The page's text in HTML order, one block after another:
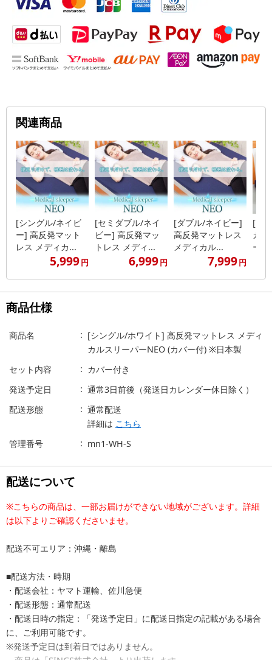
関連商品
[シングル/ネイビ
ー] 高反発マット
レス メディカ...
5,999円
[セミダブル/ネイ
ビー] 高反発マッ
トレス メディ...
6,999円
[ダブル/ネイビー]
高反発マットレス
メディカル...
7,999円
[ネ
カ
ー ※
商品仕様
商品名
[シングル/ホワイト] 高反発マットレス メディ
カルスリーパーNEO (カバー付) ※日本製
セット内容
カバー付き
発送予定日
通常3日前後（発送日カレンダー休日除く）
配送形態
通常配送
詳細は こちら
管理番号
mn1-WH-S
配送について
※こちらの商品は、一部お届けができない地域がございます。詳細
は以下よりご確認くださいませ。
配送不可エリア：沖縄・離島
■配送方法・時期
・配送会社：ヤマト運輸、佐川急便
・配送形態：通常配送
・配送日時の指定：「発送予定日」に配送日指定の記載がある場合
に、ご利用可能です。
※発送予定日は到着日ではありません。